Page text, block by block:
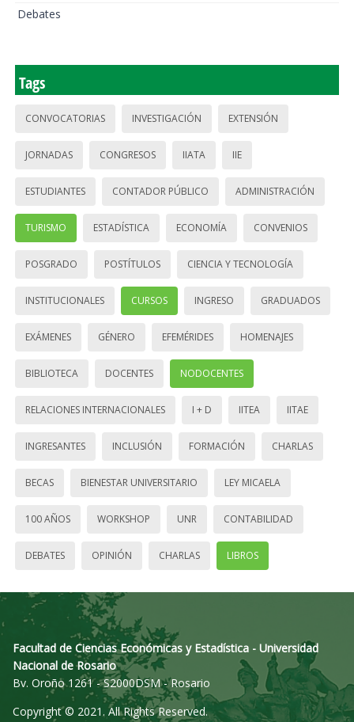
Debates
Tags
CONVOCATORIAS INVESTIGACIÓN EXTENSIÓN
JORNADAS CONGRESOS IIATA IIE
ESTUDIANTES CONTADOR PÚBLICO ADMINISTRACIÓN
TURISMO ESTADÍSTICA ECONOMÍA CONVENIOS
POSGRADO POSTÍTULOS CIENCIA Y TECNOLOGÍA
INSTITUCIONALES CURSOS INGRESO GRADUADOS
EXÁMENES GÉNERO EFEMÉRIDES HOMENAJES
BIBLIOTECA DOCENTES NODOCENTES
RELACIONES INTERNACIONALES I + D IITEA IITAE
INGRESANTES INCLUSIÓN FORMACIÓN CHARLAS
BECAS BIENESTAR UNIVERSITARIO LEY MICAELA
100 AÑOS WORKSHOP UNR CONTABILIDAD
DEBATES OPINIÓN CHARLAS LIBROS
Facultad de Ciencias Económicas y Estadística - Universidad
Nacional de Rosario
Bv. Oroño 1261 - S2000DSM - Rosario
Copyright © 2021. All Rights Reserved.